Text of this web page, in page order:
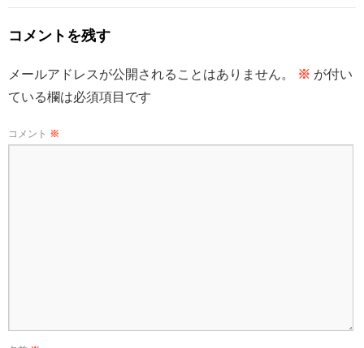
コメントを残す
メールアドレスが公開されることはありません。 ※ が付い
ている欄は必須項目です
コメント ※